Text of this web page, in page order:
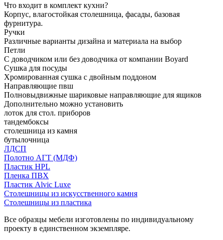
Что входит в комплект кухни?
Корпус, влагостойкая столешница, фасады, базовая
фурнитура.
Ручки
Различные варианты дизайна и материала на выбор
Петли
С доводчиком или без доводчика от компании Boyard
Сушка для посуды
Хромированная сушка с двойным поддоном
Направляющие пвш
Полновыдвижные шариковые направляющие для ящиков
Дополнительно можно установить
лоток для стол. приборов
тандембоксы
столешница из камня
бутылочница
ЛДСП
Полотно АГТ (МДФ)
Пластик HPL
Пленка ПВХ
Пластик Alvic Luxe
Столешницы из искусственного камня
Столешницы из пластика
Все образцы мебели изготовлены по индивидуальному
проекту в единственном экземпляре.